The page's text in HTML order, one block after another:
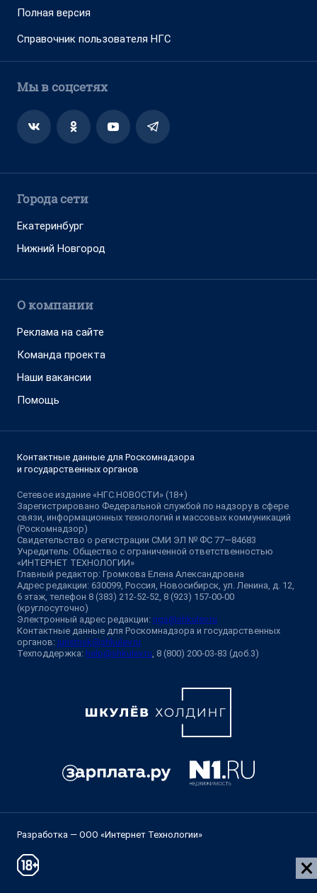
Полная версия
Справочник пользователя НГС
Мы в соцсетях
Города сети
Екатеринбург
Нижний Новгород
О компании
Реклама на сайте
Команда проекта
Наши вакансии
Помощь
Контактные данные для Роскомнадзора
и государственных органов
Сетевое издание «НГС.НОВОСТИ» (18+)
Зарегистрировано Федеральной службой по надзору в сфере
связи, информационных технологий и массовых коммуникаций
(Роскомнадзор)
Свидетельство о регистрации СМИ ЭЛ № ФС 77—84683
Учредитель: Общество с ограниченной ответственностью
«ИНТЕРНЕТ ТЕХНОЛОГИИ»
Главный редактор: Громкова Елена Александровна
Адрес редакции: 630099, Россия, Новосибирск, ул. Ленина, д. 12,
6 этаж, телефон 8 (383) 212-52-52, 8 (923) 157-00-00
(круглосуточно)
Электронный адрес редакции: ngs@shkulev.ru
Контактные данные для Роскомнадзора и государственных
органов: juristnsk@shkulev.ru
Техподдержка: help@shkulev.ru , 8 (800) 200-03-83 (доб.3)
Разработка — ООО «Интернет Технологии»